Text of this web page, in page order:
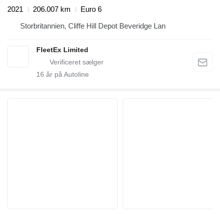
2021
206.007 km
Euro 6
Storbritannien, Cliffe Hill Depot Beveridge Lan
FleetEx Limited
16 år på Autoline